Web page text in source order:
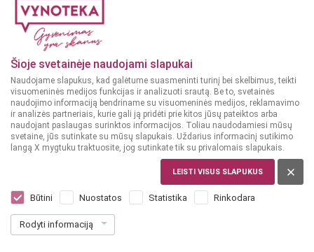
Šioje svetainėje naudojami slapukai
Naudojame slapukus, kad galėtume suasmeninti turinį bei skelbimus, teikti
visuomeninės medijos funkcijas ir analizuoti srautą. Be to, svetainės
naudojimo informaciją bendriname su visuomeninės medijos, reklamavimo
ir analizės partneriais, kurie gali ją pridėti prie kitos jūsų pateiktos arba
naudojant paslaugas surinktos informacijos. Toliau naudodamiesi mūsų
svetaine, jūs sutinkate su mūsų slapukais. Uždarius informacinį sutikimo
langą X mygtuku traktuosite, jog sutinkate tik su privalomais slapukais.
LEISTI VISUS SLAPUKUS
Būtini Nuostatos Statistika Rinkodara
Rodyti informaciją
Stipriųjų gėrimų gidas 2017-07-10
Viskio kilmė
Škotai su airiais ginčijasi dėl viskio autorystės, bet duomenys
byloja airių naudai, tačiau šiuo metu Škotija yra didžiausia
pasaulyje viskio gamintoja! Ne veltui šis gėrimas turi
sinonimą „scotch“.